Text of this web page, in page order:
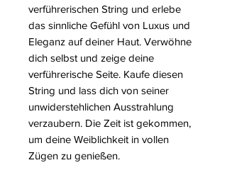
verführerischen String und erlebe
das sinnliche Gefühl von Luxus und
Eleganz auf deiner Haut. Verwöhne
dich selbst und zeige deine
verführerische Seite. Kaufe diesen
String und lass dich von seiner
unwiderstehlichen Ausstrahlung
verzaubern. Die Zeit ist gekommen,
um deine Weiblichkeit in vollen
Zügen zu genießen.